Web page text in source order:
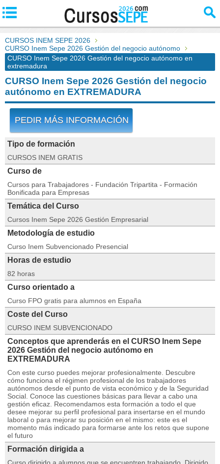
CURSOS INEM SEPE 2026
CURSO Inem Sepe 2026 Gestión del negocio autónomo
CURSO Inem Sepe 2026 Gestión del negocio autónomo en
extremadura
CURSO Inem Sepe 2026 Gestión del negocio
autónomo en EXTREMADURA
PEDIR MÁS INFORMACIÓN
Tipo de formación
CURSOS INEM GRATIS
Curso de
Cursos para Trabajadores - Fundación Tripartita - Formación
Bonificada para Empresas
Temática del Curso
Cursos Inem Sepe 2026 Gestión Empresarial
Metodología de estudio
Curso Inem Subvencionado Presencial
Horas de estudio
82 horas
Curso orientado a
Curso FPO gratis para alumnos en España
Coste del Curso
CURSO INEM SUBVENCIONADO
Conceptos que aprenderás en el CURSO Inem Sepe
2026 Gestión del negocio autónomo en
EXTREMADURA
Con este curso puedes mejorar profesionalmente. Descubre
cómo funciona el régimen profesional de los trabajadores
autónomos desde el punto de vista económico y de la Seguridad
Social. Conoce las cuestiones básicas para llevar a cabo una
gestión eficaz. Recomendamos esta formación a todo el que
desee mejorar su perfil profesional para insertarse en el mundo
laboral o para mejorar su posición en el mismo: este es el
momento más indicado para formarse ante los retos que supone
el futuro
Formación dirigida a